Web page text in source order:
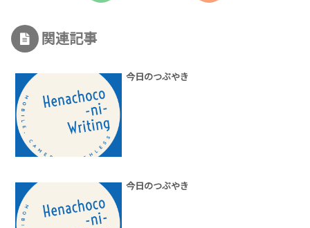
関連記事
今日のつぶやき
今日のつぶやき